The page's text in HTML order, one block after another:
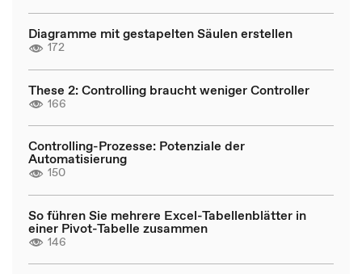
Diagramme mit gestapelten Säulen erstellen
172
These 2: Controlling braucht weniger Controller
166
Controlling-Prozesse: Potenziale der
Automatisierung
150
So führen Sie mehrere Excel-Tabellenblätter in
einer Pivot-Tabelle zusammen
146